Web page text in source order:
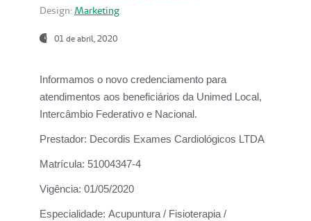
Design: Marketing
01 de abril, 2020
Informamos o novo credenciamento para
atendimentos aos beneficiários da Unimed Local,
Intercâmbio Federativo e Nacional.
Prestador: Decordis Exames Cardiológicos LTDA
Matrícula: 51004347-4
Vigência: 01/05/2020
Especialidade: Acupuntura / Fisioterapia /